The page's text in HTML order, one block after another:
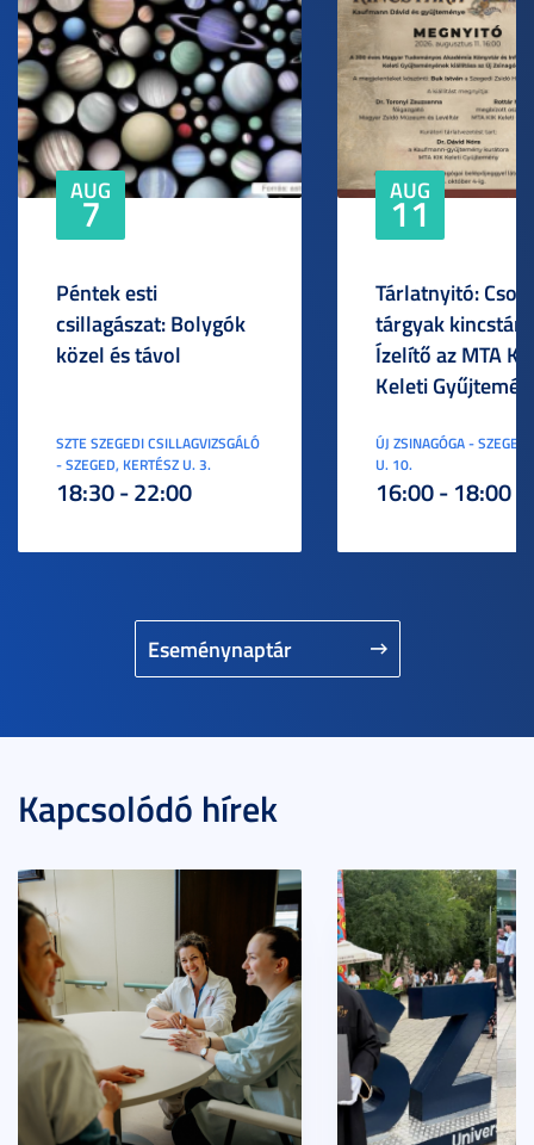
Eseménynaptár
AUG
7
Péntek esti
csillagászat: Bolygók
közel és távol
SZTE SZEGEDI CSILLAGVIZSGÁLÓ
- SZEGED, KERTÉSZ U. 3.
18:30 - 22:00
AUG
11
Tárlatnyitó:
tárgyak
Ízelítő az MTA
Keleti
ÚJ ZSINAGÓGA -
U. 10.
16:00 - 18:00
Kapcsolódó hírek